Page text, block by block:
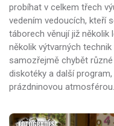
probíhat v celkem třech
vedením vedoucích, kteří
táborech věnují již několik
několik výtvarných
samozřejmě chybět
diskotéky a další
prázdninovou atmosférou.